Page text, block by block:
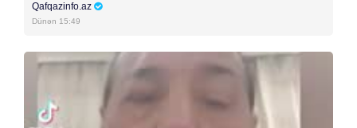
Qafqazinfo.az
Dünən 15:49